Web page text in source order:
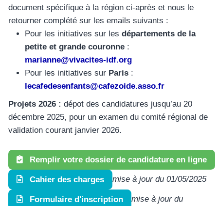
document spécifique à la région ci-après et nous le
retourner complété sur les emails suivants :
Pour les initiatives sur les départements de la
petite et grande couronne :
marianne@vivacites-idf.org
Pour les initiatives sur Paris :
lecafedesenfants@cafezoide.asso.fr
Projets 2026 : dépot des candidatures jusqu’au 20
décembre 2025, pour un examen du comité régional de
validation courant janvier 2026.
Remplir votre dossier de candidature en ligne
Cahier des charges mise à jour du 01/05/2025
Formulaire d'inscription
mise à jour du